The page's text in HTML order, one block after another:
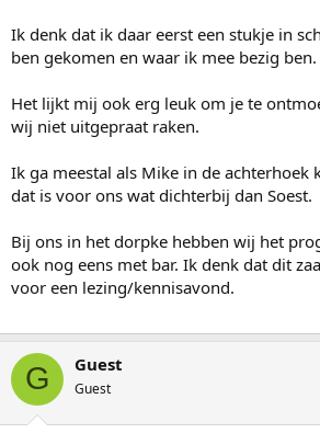
Ik denk dat ik daar eerst een stukje in
ben gekomen en waar ik mee bezig ben.
Het lijkt mij ook erg leuk om je te
wij niet uitgepraat raken.
Ik ga meestal als Mike in de achterhoek
dat is voor ons wat dichterbij dan Soest.
Bij ons in het dorpke hebben wij het
ook nog eens met bar. Ik denk dat dit
voor een lezing/kennisavond.
G Guest
Guest